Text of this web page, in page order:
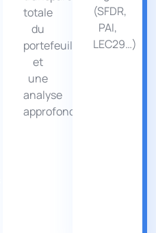
totale
du
portefeuille
et
une
analyse
approfondie.
(SFDR,
PAI,
LEC29…)